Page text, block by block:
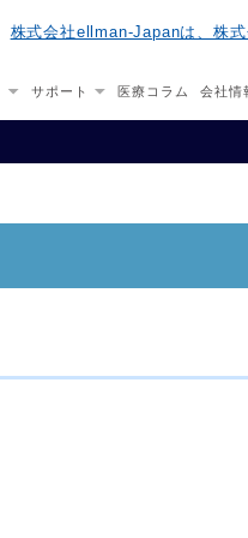
サポート 医療コラム 会社情
株式会社ellman-Japanは、株